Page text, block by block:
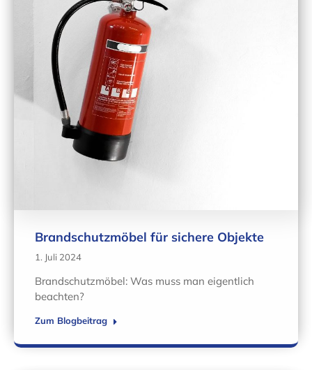
Brandschutzmöbel für sichere Objekte
1. Juli 2024
Brandschutzmöbel: Was muss man eigentlich
beachten?
Zum Blogbeitrag